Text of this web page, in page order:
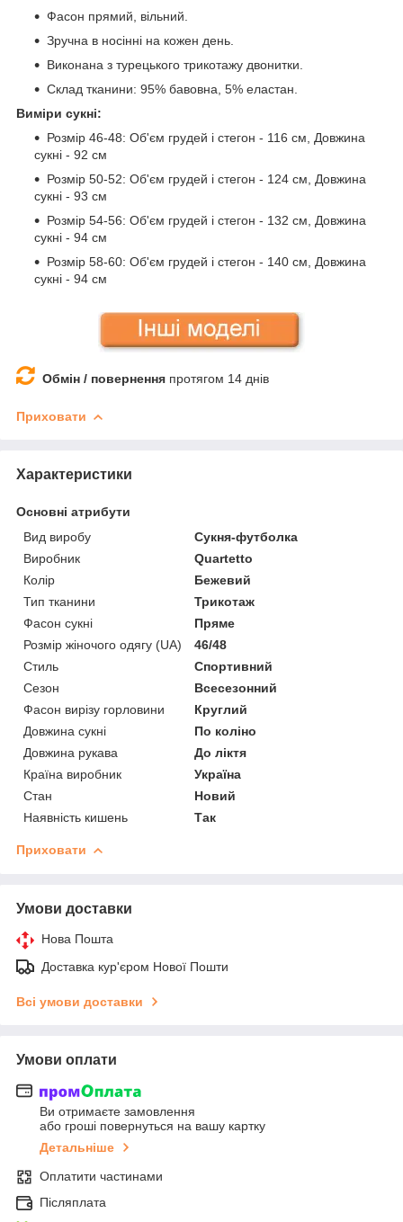
Фасон прямий, вільний.
Зручна в носінні на кожен день.
Виконана з турецького трикотажу двонитки.
Склад тканини: 95% бавовна, 5% еластан.
Виміри сукні:
Розмір 46-48: Об'єм грудей і стегон - 116 см, Довжина
сукні - 92 см
Розмір 50-52: Об'єм грудей і стегон - 124 см, Довжина
сукні - 93 см
Розмір 54-56: Об'єм грудей і стегон - 132 см, Довжина
сукні - 94 см
Розмір 58-60: Об'єм грудей і стегон - 140 см, Довжина
сукні - 94 см
Обмін / повернення протягом 14 днів
Приховати
Характеристики
Основні атрибути
Вид виробу
Сукня-футболка
Виробник
Quartetto
Колір
Бежевий
Тип тканини
Трикотаж
Фасон сукні
Пряме
Розмір жіночого одягу (UA)
46/48
Стиль
Спортивний
Сезон
Всесезонний
Фасон вирізу горловини
Круглий
Довжина сукні
По коліно
Довжина рукава
До ліктя
Країна виробник
Україна
Стан
Новий
Наявність кишень
Так
Приховати
Умови доставки
Нова Пошта
Доставка кур'єром Нової Пошти
Всі умови доставки
Умови оплати
Ви отримаєте замовлення
або гроші повернуться на вашу картку
Детальніше
Оплатити частинами
Післяплата